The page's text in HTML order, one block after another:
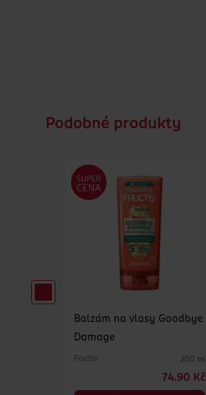
Podobné produkty
Balzám na vlasy Goodbye
Damage
Fructis 200 ml
74.90 Kč